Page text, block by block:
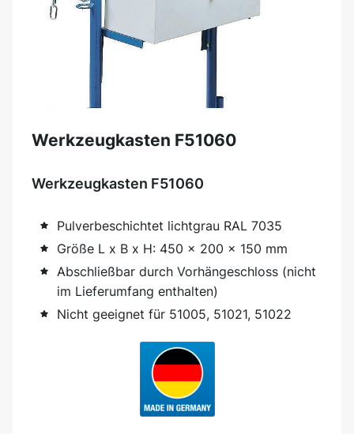
Werkzeugkasten F51060
Werkzeugkasten F51060
Pulverbeschichtet lichtgrau RAL 7035
Größe L x B x H: 450 x 200 x 150 mm
Abschließbar durch Vorhängeschloss (nicht
im Lieferumfang enthalten)
Nicht geeignet für 51005, 51021, 51022